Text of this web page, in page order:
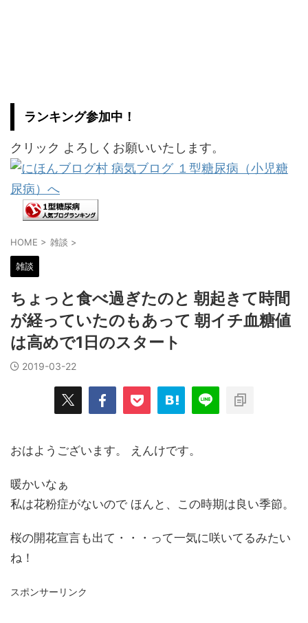
ランキング参加中！
クリック よろしくお願いいたします。
HOME > 雑談 >
雑談
ちょっと食べ過ぎたのと 朝起きて時間
が経っていたのもあって 朝イチ血糖値
は高めで1日のスタート
2019-03-22
おはようございます。 えんけです。
暖かいなぁ
私は花粉症がないので ほんと、この時期は良い季節。
桜の開花宣言も出て・・・って一気に咲いてるみたい
ね！
スポンサーリンク